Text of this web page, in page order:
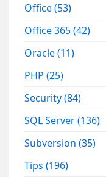
Office(53)
Office 365(42)
Oracle(11)
PHP(25)
Security(84)
SQL Server(136)
Subversion(35)
Tips(196)